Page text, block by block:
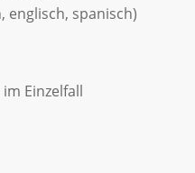
englisch, spanisch)
Einzelfall